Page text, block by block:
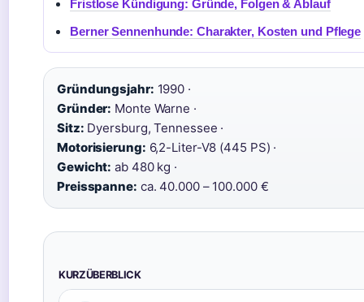
Fristlose Kündigung: Gründe, Folgen & Ablauf
Berner Sennenhunde: Charakter, Kosten und Pflege
Gründungsjahr: 1990 ·
Gründer: Monte Warne ·
Sitz: Dyersburg, Tennessee ·
Motorisierung: 6,2-Liter-V8 (445 PS) ·
Gewicht: ab 480 kg ·
Preisspanne: ca. 40.000 – 100.000 €
KURZÜBERBLICK